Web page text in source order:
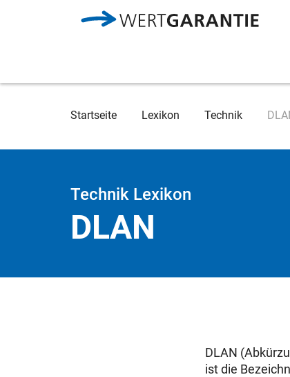
Breadcrumb
Startseite Lexikon Technik
Technik Lexikon
DLAN
DLAN
ist die